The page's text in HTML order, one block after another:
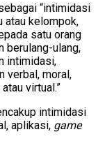
“intimidasi
atau kelompok,
satu orang
berulang-ulang,
intimidasi,
verbal, moral,
virtual.”
intimidasi
aplikasi, game